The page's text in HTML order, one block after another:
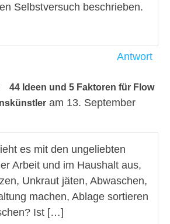
Selbstversuch beschrieben.
Antwort
44 Ideen und 5 Faktoren für Flow
am 13. September
es mit den ungeliebten
Arbeit und im Haushalt aus,
Unkraut jäten, Abwaschen,
machen, Ablage sortieren
Ist […]